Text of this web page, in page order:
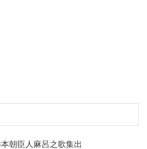
朝臣人麻呂之歌集出